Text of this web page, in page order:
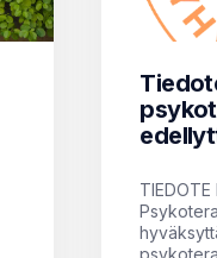
TIEDOTE